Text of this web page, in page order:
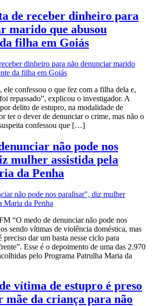
de receber dinheiro para
marido que abusou
filha em Goiás
ele confessou o que fez com a filha dela e,
repassado”, explicou o investigador. A
delito de estupro, na modalidade de
ter o dever de denunciar o crime, mas não o
confessou que […]
não pode nos
mulher assistida pela
da Penha
“O medo de denunciar não pode nos
sendo vítimas de violência doméstica, mas
preciso dar um basta nesse ciclo para
Esse é o depoimento de uma das 2.970
pelo Programa Patrulha Maria da
vítima de estupro é preso
mãe da criança para não